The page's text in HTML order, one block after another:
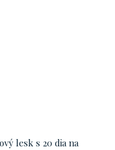
lesk s 20 dia na